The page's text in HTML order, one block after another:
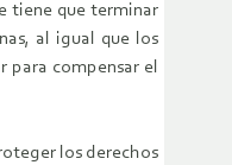
tiene que terminar
al igual que los
para compensar el
los derechos